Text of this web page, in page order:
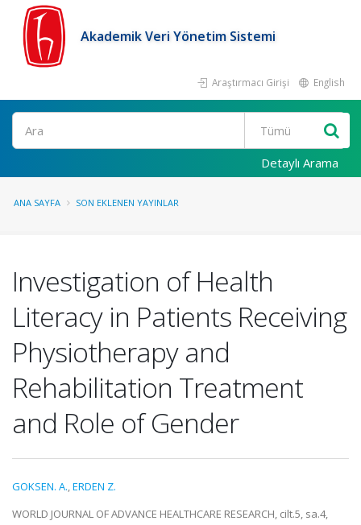
Akademik Veri Yönetim Sistemi
Araştırmacı Girişi English
Ara
Detaylı Arama
ANA SAYFA SON EKLENEN YAYINLAR
Investigation of Health
Literacy in Patients Receiving
Physiotherapy and
Rehabilitation Treatment
and Role of Gender
GOKSEN. A.,ERDEN Z.
WORLD JOURNAL OF ADVANCE HEALTHCARE RESEARCH, cilt.5, sa.4,